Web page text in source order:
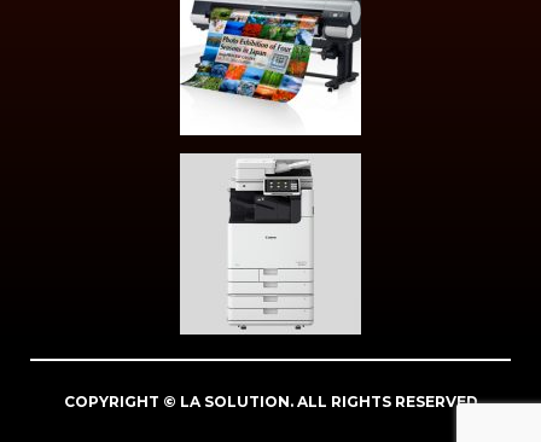
COPYRIGHT © LA SOLUTION. ALL RIGHTS RESERVED